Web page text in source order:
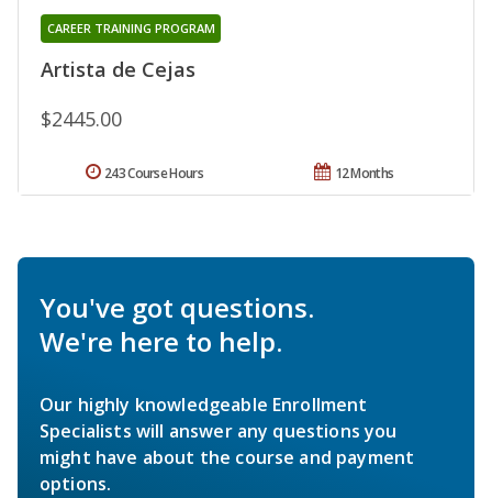
Artista de Cejas
CAREER TRAINING PROGRAM
$2445.00
12 Months
243 Course Hours
You've got questions.
We're here to help.
Our highly knowledgeable Enrollment
Specialists will answer any questions you
might have about the course and payment
options.